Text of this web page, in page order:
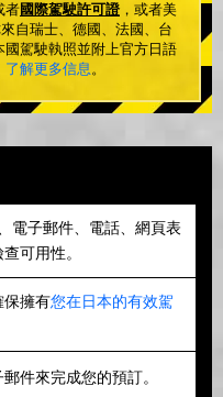
者國際駕駛許可證 ，或者美
自瑞士、德國、法國、台
駕駛執照並附上官方日語
了解更多信息。
電子郵件、電話、網頁表
可用性。
保擁有您在日本的有效駕
件來完成您的預訂。